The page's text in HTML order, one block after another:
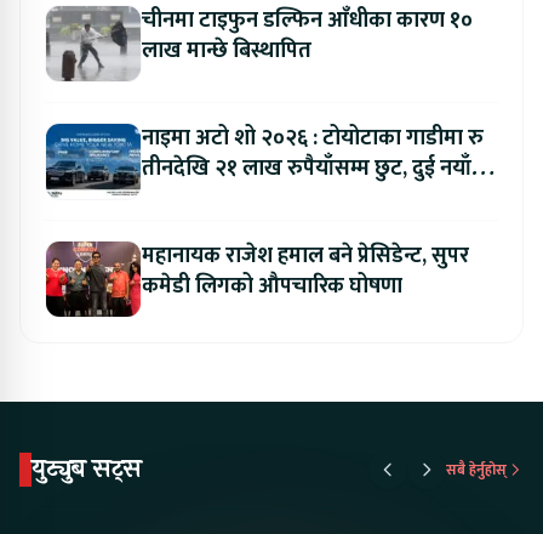
चीनमा टाइफुन डल्फिन आँधीका कारण १०
लाख मान्छे बिस्थापित
नाइमा अटो शो २०२६ : टोयोटाका गाडीमा रु
तीनदेखि २१ लाख रुपैयाँसम्म छुट, दुई नयाँ
महानायक राजेश हमाल बने प्रेसिडेन्ट, सुपर
कमेडी लिगको औपचारिक घोषणा
युट्युब सट्स सबै हेर्नुहोस्